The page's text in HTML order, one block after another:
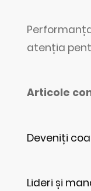
atenția
Articole
Deveniți
Lideri și